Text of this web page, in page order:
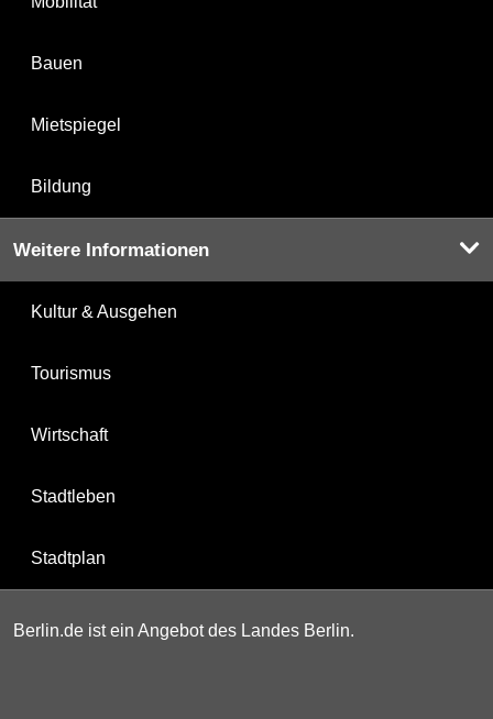
Bauen
Mietspiegel
Bildung
Weitere Informationen
Kultur & Ausgehen
Tourismus
Wirtschaft
Stadtleben
Stadtplan
Berlin.de ist ein Angebot des Landes Berlin.